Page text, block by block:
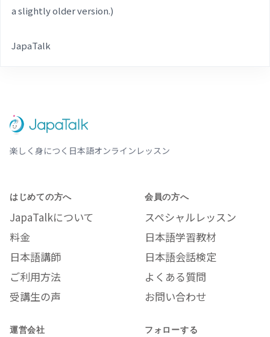
a slightly older version.)
JapaTalk
楽しく身につく日本語オンラインレッスン
はじめての方へ
JapaTalkについて
料金
日本語講師
ご利用方法
受講生の声
会員の方へ
スペシャルレッスン
日本語学習教材
日本語会話検定
よくある質問
お問い合わせ
運営会社 フォローする